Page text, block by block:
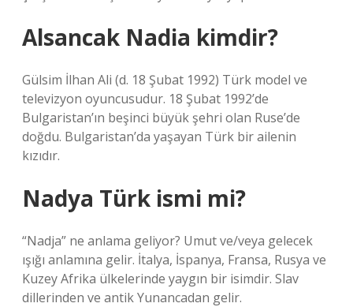
Alsancak Nadia kimdir?
Gülsim İlhan Ali (d. 18 Şubat 1992) Türk model ve
televizyon oyuncusudur. 18 Şubat 1992’de
Bulgaristan’ın beşinci büyük şehri olan Ruse’de
doğdu. Bulgaristan’da yaşayan Türk bir ailenin
kızıdır.
Nadya Türk ismi mi?
“Nadja” ne anlama geliyor? Umut ve/veya gelecek
ışığı anlamına gelir. İtalya, İspanya, Fransa, Rusya ve
Kuzey Afrika ülkelerinde yaygın bir isimdir. Slav
dillerinden ve antik Yunancadan gelir.